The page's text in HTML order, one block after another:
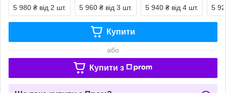
5 980 ₴ від 2 шт. 5 960 ₴ від 3 шт. 5 940 ₴ від 4 шт. 5
Купити
або
Купити з